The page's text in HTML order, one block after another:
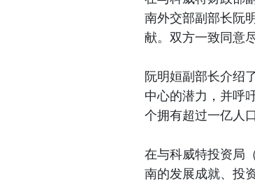
南外交部副部长阮
献。双方一致同意
阮明姮副部长介绍
中心的潜力，并呼
个拥有超过一亿人
在与科威特投资局
南的发展成就、投